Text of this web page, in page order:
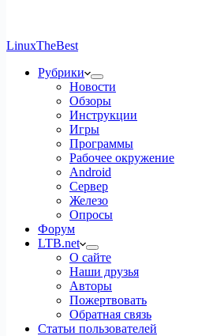
LinuxTheBest
Рубрики
Новости
Обзоры
Инструкции
Игры
Программы
Рабочее окружение
Android
Сервер
Железо
Опросы
Форум
LTB.net
О сайте
Наши друзья
Авторы
Пожертвовать
Обратная связь
Статьи пользователей